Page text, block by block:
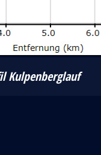
Kulpenberglauf